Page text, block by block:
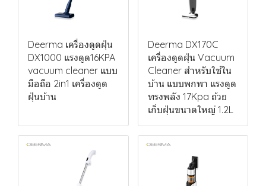
Deerma เครื่องดูดฝุ่น
DX1000 แรงดูด16KPA
vacuum cleaner แบบ
มือถือ 2in1 เครื่องดูด
ฝุ่นบ้าน
Deerma DX170C
เครื่องดูดฝุ่น Vacuum
Cleaner สำหรับใช้ใน
บ้าน แบบพกพา แรงดูด
ทรงพลัง 17Kpa ถ้วย
เก็บฝุ่นขนาดใหญ่ 1.2L